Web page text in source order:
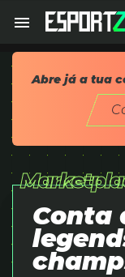
menu
Quem Somos
Eventos
Notícias
Educação
Abre já a tua
Conta